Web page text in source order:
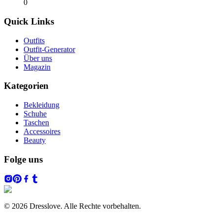
0
Quick Links
Outfits
Outfit-Generator
Über uns
Magazin
Kategorien
Bekleidung
Schuhe
Taschen
Accessoires
Beauty
Folge uns
© 2026 Dresslove. Alle Rechte vorbehalten.